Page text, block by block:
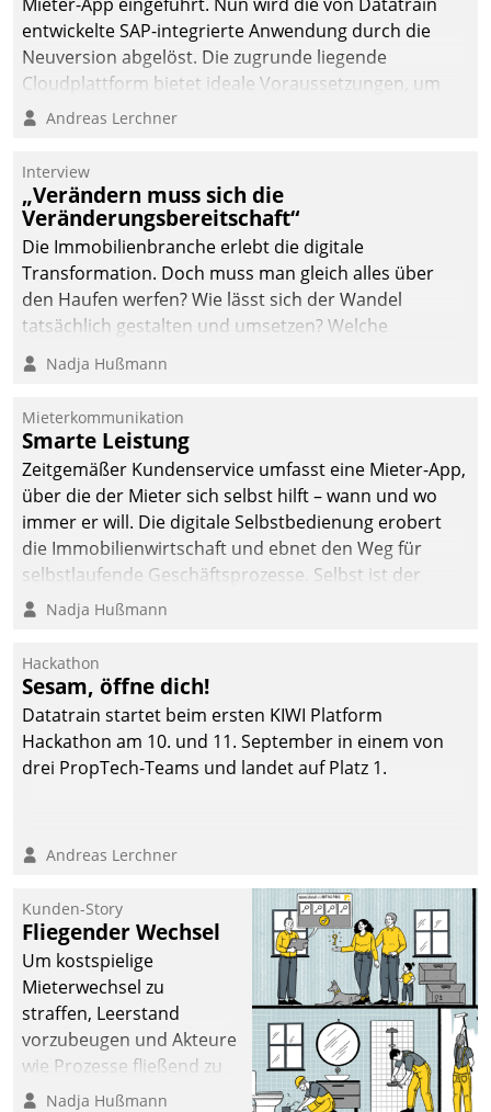
entwickelte SAP-integrierte Anwendung durch die
Neuversion abgelöst. Die zugrunde liegende
Cloudplattform bietet ideale Voraussetzungen, um
die Funktionalität der App zu erweitern und weitere
integrieren.
Andreas Lerchner
Interview
„Verändern muss sich die
Veränderungsbereitschaft“
Die Immobilienbranche erlebt die digitale
Transformation. Doch muss man gleich alles über
den Haufen werfen? Wie lässt sich der Wandel
tatsächlich gestalten und umsetzen? Welche
Argumente zählen wirklich?
Nadja Hußmann
Mieterkommunikation
Smarte Leistung
Zeitgemäßer Kundenservice umfasst eine Mieter-App,
über die der Mieter sich selbst hilft – wann und wo
immer er will. Die digitale Selbstbedienung erobert
die Immobilienwirtschaft und ebnet den Weg für
selbstlaufende Geschäftsprozesse. Selbst ist der
Kunde und smart der Serviceanbieter.
Nadja Hußmann
Hackathon
Sesam, öffne dich!
Datatrain startet beim ersten KIWI Platform
Hackathon am 10. und 11. September in einem von
drei PropTech-Teams und landet auf Platz 1.
Andreas Lerchner
Kunden-Story
Fliegender Wechsel
Um kostspielige
Mieterwechsel zu
straffen, Leerstand
vorzubeugen und Akteure
wie Prozesse fließend zu
vernetzen, nutzt die
Nadja Hußmann